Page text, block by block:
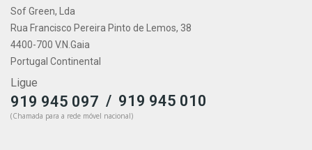
Sof Green, Lda
Rua Francisco Pereira Pinto de Lemos, 38
4400-700 V.N.Gaia
Portugal Continental
Ligue
919 945 097 / 919 945 010
(Chamada para a rede móvel nacional)